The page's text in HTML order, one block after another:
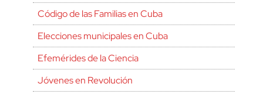
Código de las Familias en Cuba
Elecciones municipales en Cuba
Efemérides de la Ciencia
Jóvenes en Revolución